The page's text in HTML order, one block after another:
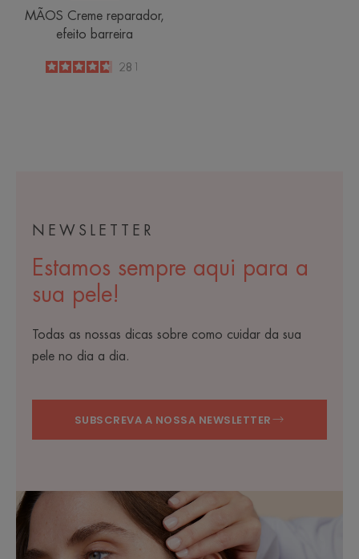
MÃOS Creme reparador,
efeito barreira
4.8
/
5
281
NEWSLETTER
Estamos sempre aqui para a
sua pele!
Todas as nossas dicas sobre como cuidar da sua
pele no dia a dia.
SUBSCREVA A NOSSA NEWSLETTER